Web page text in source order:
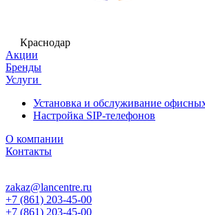
Краснодар
Акции
Бренды
Услуги
Установка и обслуживание
Настройка SIP-телефонов
О компании
Контакты
zakaz@lancentre.ru
+7 (861) 203-45-00
+7 (861) 203-45-00